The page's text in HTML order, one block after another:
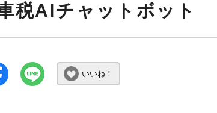
税AIチャットボット
いいね！